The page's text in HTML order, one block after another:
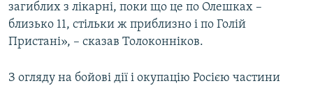
загиблих з лікарні, поки що це по Олешках –
близько 11, стільки ж приблизно і по Голій
Пристані», – сказав Толоконніков.
З огляду на бойові дії і окупацію Росією частини